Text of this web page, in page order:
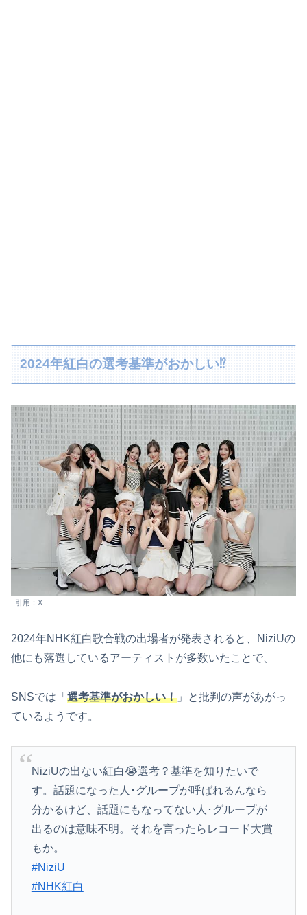
2024年紅白の選考基準がおかしい⁉
引用：X
2024年NHK紅白歌合戦の出場者が発表されると、NiziUの
他にも落選しているアーティストが多数いたことで、
SNSでは「 選考基準がおかしい！ 」と批判の声があがっ
ているようです。
NiziUの出ない紅白😭選考？基準を知りたいで
す。話題になった人･グループが呼ばれるんなら
分かるけど、話題にもなってない人･グループが
出るのは意味不明。それを言ったらレコード大賞
もか。
#NiziU
#NHK紅白